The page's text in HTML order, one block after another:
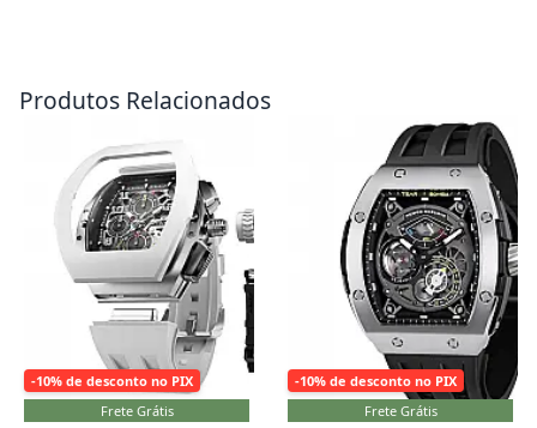
Produtos Relacionados
-10% de desconto no PIX
Frete Grátis
-10% de desconto no PIX
Frete Grátis